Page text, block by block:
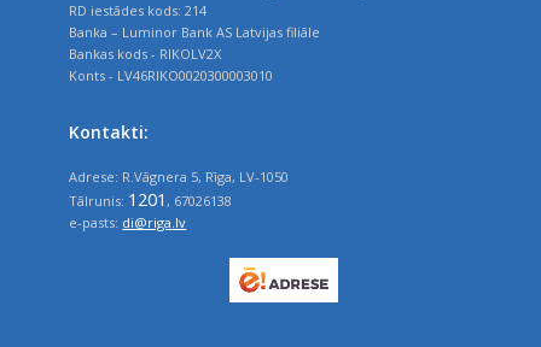
RD iestādes kods: 214
Banka – Luminor Bank AS Latvijas filiāle
Bankas kods - RIKOLV2X
Konts - LV46RIKO0020300003010
Kontakti:
Adrese: R.Vāgnera 5, Rīga, LV-1050
Tālrunis: 1201, 67026138
e-pasts: di@riga.lv